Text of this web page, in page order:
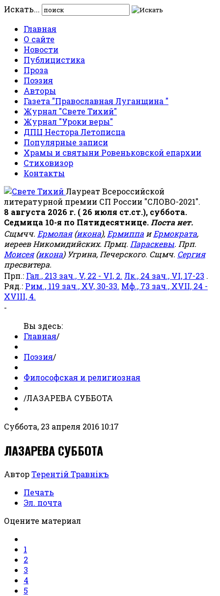
Искать...
Главная
О сайте
Новости
Публицистика
Проза
Поэзия
Авторы
Газета "Православная Луганщина "
Журнал "Свете Тихий"
Журнал "Уроки веры"
ДПЦ Нестора Летописца
Популярные записи
Храмы и святыни Ровеньковской епархии
Стиховизор
Контакты
Лауреат Всероссийской
литературной премии СП России "СЛОВО-2021".
8 августа 2026 г. ( 26 июля ст.ст.), суббота.
Седмица 10-я по Пятидесятнице. Поста нет.
Сщмчч. Ермолая(икона), Ермиппа иЕрмократа,
иереев Никомидийских. Прмц. Параскевы. Прп.
Моисея(икона) Угрина, Печерского. Сщмч. Сергия
пресвитера.
Прп.: Гал., 213 зач., V, 22 - VI, 2. Лк., 24 зач., VI, 17-23 .
Ряд.: Рим., 119 зач., XV, 30-33. Мф., 73 зач., XVII, 24 -
XVIII, 4.
-
Вы здесь:
Главная/
Поэзия/
Философская и религиозная
/ЛАЗАРЕВА СУББОТА
Суббота, 23 апреля 2016 10:17
ЛАЗАРЕВА СУББОТА
АвторТерентiй Травнiкъ
Печать
Эл. почта
Оцените материал
1
2
3
4
5